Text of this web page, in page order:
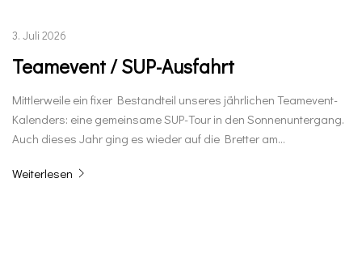
3. Juli 2026
Teamevent / SUP-Ausfahrt
Mittlerweile ein fixer Bestandteil unseres jährlichen Teamevent-
Kalenders: eine gemeinsame SUP-Tour in den Sonnenuntergang.
Auch dieses Jahr ging es wieder auf die Bretter am…
Weiterlesen